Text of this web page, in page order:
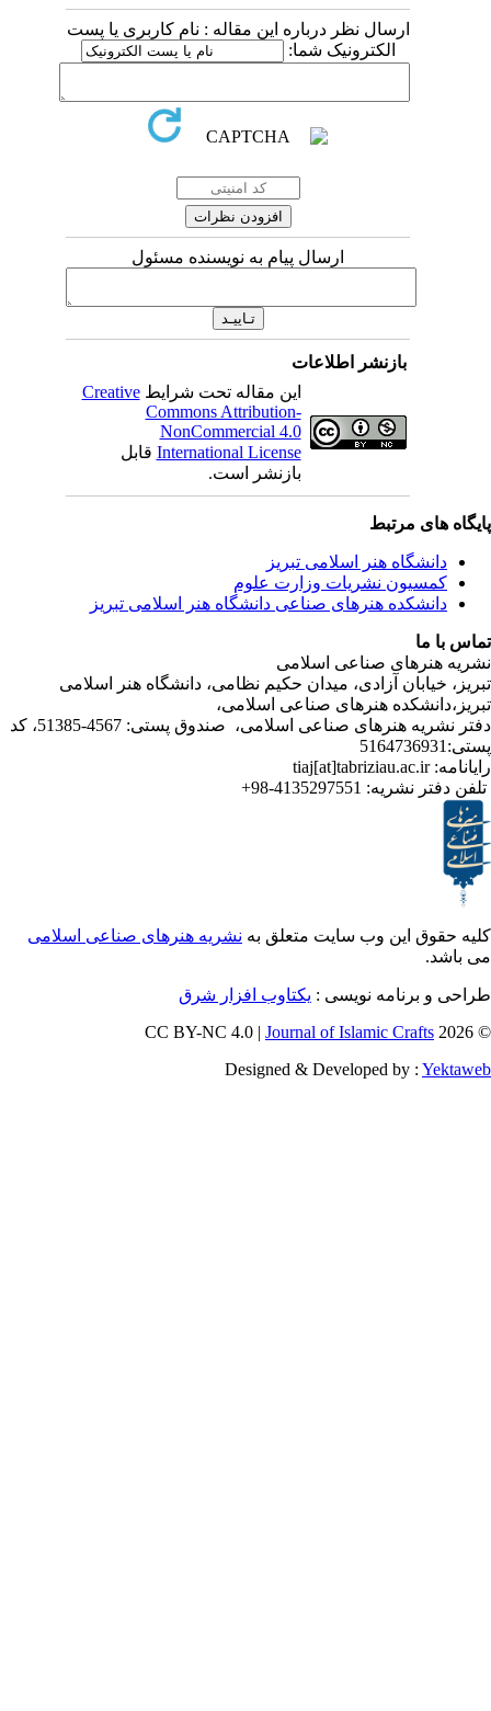
ارسال نظر درباره این مقاله : نام کاربری یا پست
الکترونیک شما:
ارسال پیام به نویسنده مسئول
بازنشر اطلاعات
این مقاله تحت شرایطCreative
Commons Attribution-
NonCommercial 4.0
International Licenseقابل
بازنشر است.
مرتبط
هنر اسلامی تبریز
نشریات وزارت علوم
هنرهای صناعی دانشگاه هنر اسلامی تبریز
صناعی اسلامی
آزادی، میدان حکیم نظامی، دانشگاه هنر اسلامی
هنرهای صناعی اسلامی،
دفتر نشریه هنرهای صناعی اسلامی، صندوق پستی: 4567-51385، کد
نشریه:4135297551-98+
این وب سایت متعلق بهنشریه هنرهای صناعی اسلامی
نویسی : یکتاوب افزار شرق
Journal of Islamic
Designed & Developed by :